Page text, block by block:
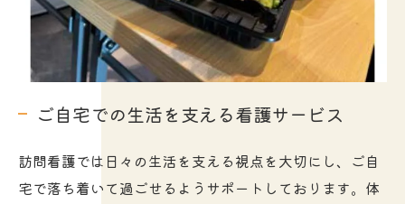
ご自宅での生活を支える看護サービス
訪問看護では日々の生活を支える視点を大切にし、ご自
宅で落ち着いて過ごせるようサポートしております。体